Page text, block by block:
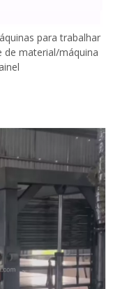
para trabalhar
de material/máquina